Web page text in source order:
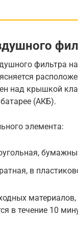
фильтра
над крышкой
(АКБ).
элемента:
в
в течение 10